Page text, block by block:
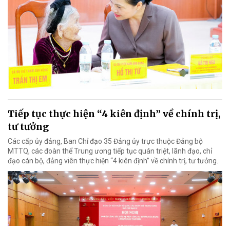
Tiếp tục thực hiện “4 kiên định” về chính trị,
tư tưởng
Các cấp ủy đảng, Ban Chỉ đạo 35 Đảng ủy trực thuộc Đảng bộ
MTTQ, các đoàn thể Trung ương tiếp tục quán triệt, lãnh đạo, chỉ
đạo cán bộ, đảng viên thực hiện “4 kiên định” về chính trị, tư tưởng.